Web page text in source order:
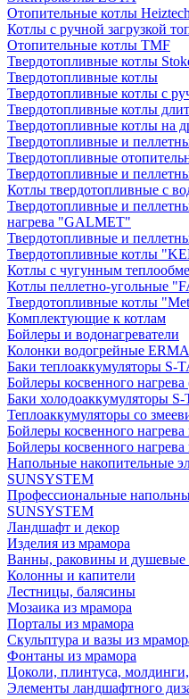
Отопительные котлы
Котлы с ручной загрузкой
Отопительные котлы TMF
Твердотопливные котлы
Твердотопливные котлы
Твердотопливные котлы с
Твердотопливные котлы
Твердотопливные котлы на
Твердотопливные и
Твердотопливные
Твердотопливные и
Котлы твердотопливные с
Твердотопливные и
нагрева "GALMET"
Твердотопливные и
Твердотопливные котлы
Котлы с чугунным
Котлы пеллетно-угольные
Твердотопливные котлы
Комплектующие к котлам
Бойлеры и водонагреватели
Колонки водогрейные
Баки теплоаккумуляторы S-
Бойлеры косвенного
Баки холодоаккумуляторы
Теплоаккумуляторы со
Бойлеры косвенного
Бойлеры косвенного
Напольные накопительные
SUNSYSTEM
Профессиональные
SUNSYSTEM
Ландшафт и декор
Изделия из мрамора
Ванны, раковины и душевые
Колонны и капители
Лестницы, балясины
Мозаика из мрамора
Порталы из мрамора
Скульптура и вазы из
Фонтаны из мрамора
Цоколи, плинтуса,
Элементы ландшафтного